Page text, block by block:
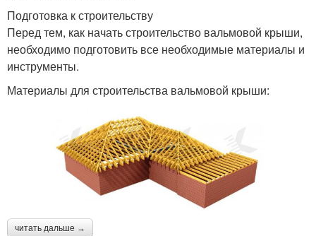
Подготовка к строительству
Перед тем, как начать строительство вальмовой крыши,
необходимо подготовить все необходимые материалы и
инструменты.
Материалы для строительства вальмовой крыши:
читать дальше →